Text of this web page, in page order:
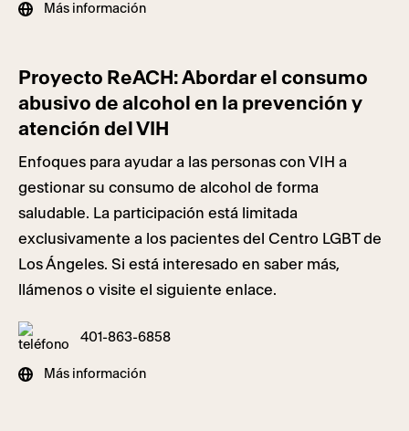
Más información
Proyecto ReACH: Abordar el consumo
abusivo de alcohol en la prevención y
atención del VIH
Enfoques para ayudar a las personas con VIH a
gestionar su consumo de alcohol de forma
saludable. La participación está limitada
exclusivamente a los pacientes del Centro LGBT de
Los Ángeles. Si está interesado en saber más,
llámenos o visite el siguiente enlace.
401-863-6858
Más información